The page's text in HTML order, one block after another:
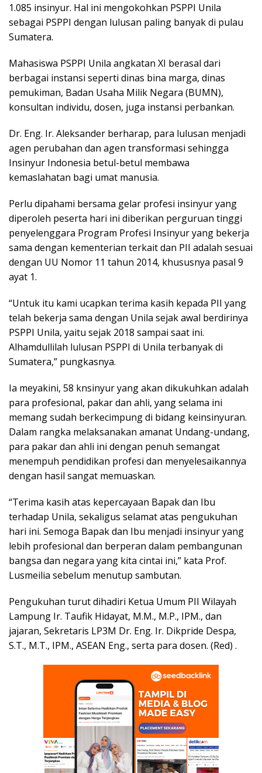
1.085 insinyur. Hal ini mengokohkan PSPPI Unila
sebagai PSPPI dengan lulusan paling banyak di pulau
Sumatera.
Mahasiswa PSPPI Unila angkatan XI berasal dari
berbagai instansi seperti dinas bina marga, dinas
pemukiman, Badan Usaha Milik Negara (BUMN),
konsultan individu, dosen, juga instansi perbankan.
Dr. Eng. Ir. Aleksander berharap, para lulusan menjadi
agen perubahan dan agen transformasi sehingga
Insinyur Indonesia betul-betul membawa
kemaslahatan bagi umat manusia.
Perlu dipahami bersama gelar profesi insinyur yang
diperoleh peserta hari ini diberikan perguruan tinggi
penyelenggara Program Profesi Insinyur yang bekerja
sama dengan kementerian terkait dan PII adalah sesuai
dengan UU Nomor 11 tahun 2014, khususnya pasal 9
ayat 1.
“Untuk itu kami ucapkan terima kasih kepada PII yang
telah bekerja sama dengan Unila sejak awal berdirinya
PSPPI Unila, yaitu sejak 2018 sampai saat ini.
Alhamdullilah lulusan PSPPI di Unila terbanyak di
Sumatera,” pungkasnya.
Ia meyakini, 58 knsinyur yang akan dikukuhkan adalah
para profesional, pakar dan ahli, yang selama ini
memang sudah berkecimpung di bidang keinsinyuran.
Dalam rangka melaksanakan amanat Undang-undang,
para pakar dan ahli ini dengan penuh semangat
menempuh pendidikan profesi dan menyelesaikannya
dengan hasil sangat memuaskan.
“Terima kasih atas kepercayaan Bapak dan Ibu
terhadap Unila, sekaligus selamat atas pengukuhan
hari ini. Semoga Bapak dan Ibu menjadi insinyur yang
lebih profesional dan berperan dalam pembangunan
bangsa dan negara yang kita cintai ini,” kata Prof.
Lusmeilia sebelum menutup sambutan.
Pengukuhan turut dihadiri Ketua Umum PII Wilayah
Lampung Ir. Taufik Hidayat, M.M., M.P., IPM., dan
jajaran, Sekretaris LP3M Dr. Eng. Ir. Dikpride Despa,
S.T., M.T., IPM., ASEAN Eng., serta para dosen. (Red) .